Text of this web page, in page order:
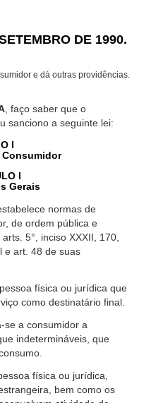
DE 1990.
e dá outras providências.
, faço saber que o
sanciono a seguinte lei:
I
I
Gerais
normas de
de ordem pública e
5°, inciso XXXII, 170,
e art. 48 de suas
física ou jurídica que
como destinatário final.
se a consumidor a
indetermináveis, que
física ou jurídica,
bem como os